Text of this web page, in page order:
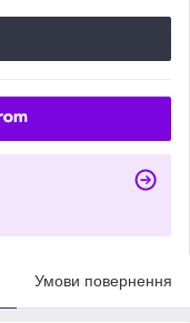
Умови повернення